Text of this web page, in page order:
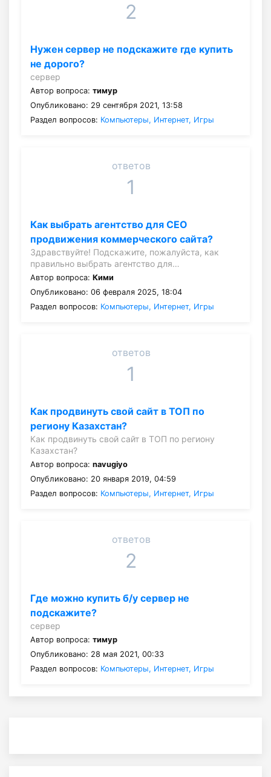
2
Нужен сервер не подскажите где купить
не дорого?
сервер
Автор вопроса: тимур
Опубликовано: 29 сентября 2021, 13:58
Раздел вопросов: Компьютеры, Интернет, Игры
ответов
1
Как выбрать агентство для СЕО
продвижения коммерческого сайта?
Здравствуйте! Подскажите, пожалуйста, как
правильно выбрать агентство для…
Автор вопроса: Кими
Опубликовано: 06 февраля 2025, 18:04
Раздел вопросов: Компьютеры, Интернет, Игры
ответов
1
Как продвинуть свой сайт в ТОП по
региону Казахстан?
Как продвинуть свой сайт в ТОП по региону
Казахстан?
Автор вопроса: navugiyo
Опубликовано: 20 января 2019, 04:59
Раздел вопросов: Компьютеры, Интернет, Игры
ответов
2
Где можно купить б/у сервер не
подскажите?
сервер
Автор вопроса: тимур
Опубликовано: 28 мая 2021, 00:33
Раздел вопросов: Компьютеры, Интернет, Игры